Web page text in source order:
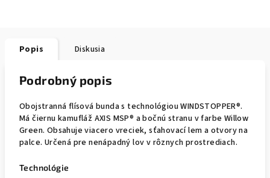
Popis Diskusia
Podrobný popis
Obojstranná flísová bunda s technológiou WINDSTOPPER®.
Má čiernu kamufláž AXIS MSP® a bočnú stranu v farbe Willow
Green. Obsahuje viacero vreciek, sťahovací lem a otvory na
palce. Určená pre nenápadný lov v rôznych prostrediach.
Technológie